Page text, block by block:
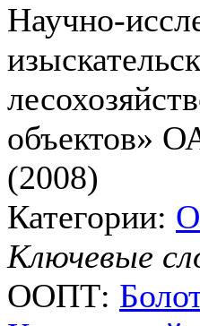
Научно-
объектов»
(2008)
Категории:
Ключевые
ООПТ: